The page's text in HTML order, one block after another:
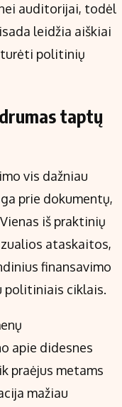
auditorijai, todėl
leidžia aiškiai
turėti politinių
taptų
vis dažniau
prie dokumentų,
iš praktinių
ataskaitos,
finansavimo
politiniais ciklais.
apie didesnes
praėjus metams
mažiau